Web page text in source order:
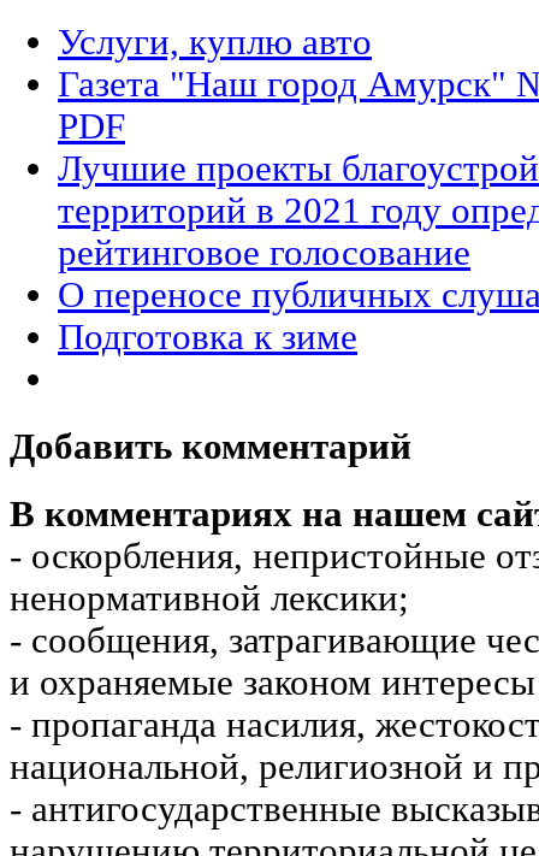
Услуги, куплю авто
Газета "Наш город Амурск"
PDF
Лучшие проекты
территорий в 2021 году
рейтинговое голосование
О переносе публичных
Подготовка к зиме
Добавить комментарий
В комментариях на нашем
- оскорбления, непристойные
ненормативной лексики;
- сообщения, затрагивающие
и охраняемые законом
- пропаганда насилия,
национальной, религиозной и
- антигосударственные